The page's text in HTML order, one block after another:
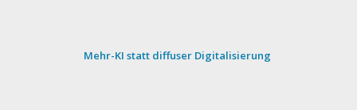
Mehr-KI statt diffuser Digitalisierung